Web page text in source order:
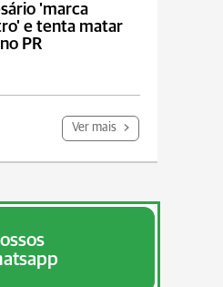
'marca
e tenta matar
PR
Ver mais